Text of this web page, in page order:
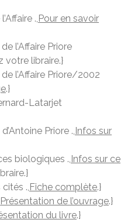
., Pour en savoir
l’Affaire Priore
votre libraire.}
l’Affaire Priore/2002
.}
Latarjet
Priore ., Infos sur
biologiques ., Infos sur ce
., Fiche complète.}
Présentation de l’ouvrage.}
du livre.}